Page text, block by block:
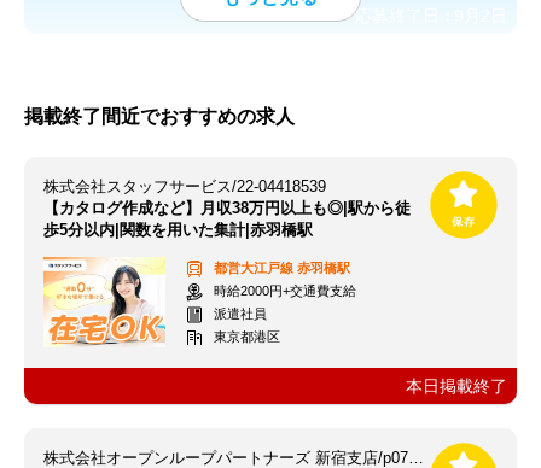
応募終了日：
掲載終了間近でおすすめの求人
株式会社スタッフサービス/22-04418539
【カタログ作成など】月収38万円以上も◎|駅から徒
歩5分以内|関数を用いた集計|赤羽橋駅
都営大江戸線 赤羽橋駅
時給2000円+交通費支給
派遣社員
東京都港区
本日掲載終了
株式会社オープンループパートナーズ 新宿支店/p07240814501